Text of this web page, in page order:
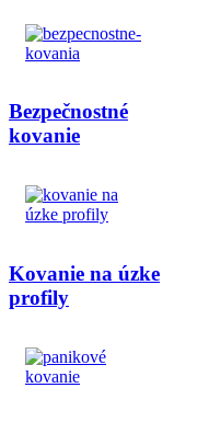
Bezpečnostné
kovanie
Kovanie na úzke
profily